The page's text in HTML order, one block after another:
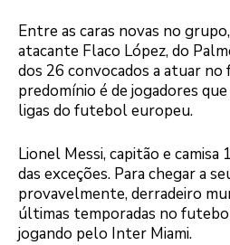
Entre as caras novas no
atacante Flaco López, do
dos 26 convocados a atuar
predomínio é de jogadores
ligas do futebol europeu.
Lionel Messi, capitão e camisa
das exceções. Para chegar a
provavelmente, derradeiro
últimas temporadas no
jogando pelo Inter Miami.